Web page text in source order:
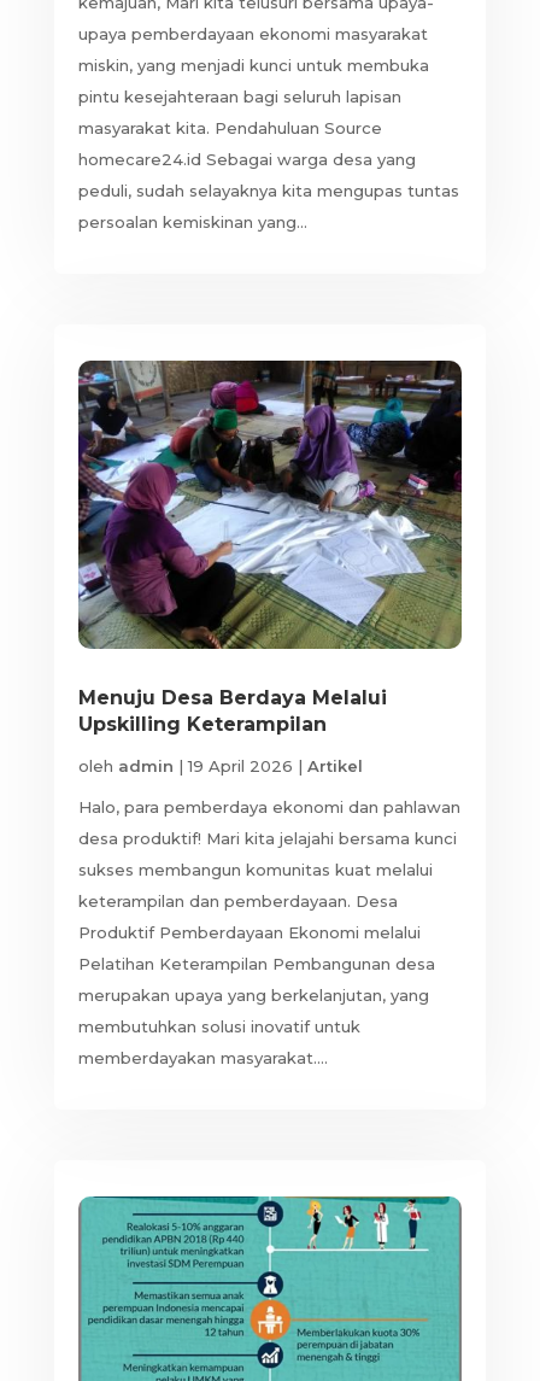
upaya pemberdayaan ekonomi masyarakat
miskin, yang menjadi kunci untuk membuka
pintu kesejahteraan bagi seluruh lapisan
masyarakat kita. Pendahuluan Source
homecare24.id Sebagai warga desa yang
peduli, sudah selayaknya kita mengupas tuntas
persoalan kemiskinan yang...
Menuju Desa Berdaya Melalui
Upskilling Keterampilan
oleh admin |19 April 2026 | Artikel
Halo, para pemberdaya ekonomi dan pahlawan
desa produktif! Mari kita jelajahi bersama kunci
sukses membangun komunitas kuat melalui
keterampilan dan pemberdayaan. Desa
Produktif Pemberdayaan Ekonomi melalui
Pelatihan Keterampilan Pembangunan desa
merupakan upaya yang berkelanjutan, yang
membutuhkan solusi inovatif untuk
memberdayakan masyarakat....